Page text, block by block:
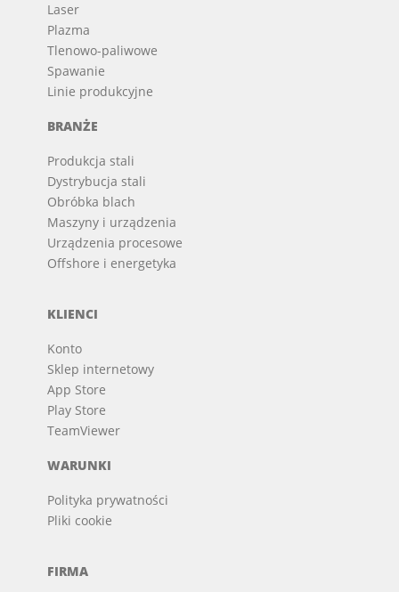
Laser
Plazma
Tlenowo-paliwowe
Spawanie
Linie produkcyjne
BRANŻE
Produkcja stali
Dystrybucja stali
Obróbka blach
Maszyny i urządzenia
Urządzenia procesowe
Offshore i energetyka
KLIENCI
Konto
Sklep internetowy
App Store
Play Store
TeamViewer
WARUNKI
Polityka prywatności
Pliki cookie
FIRMA